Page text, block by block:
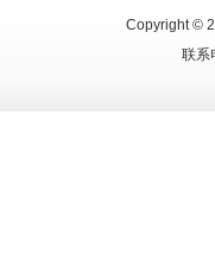
Copyright ©
联系